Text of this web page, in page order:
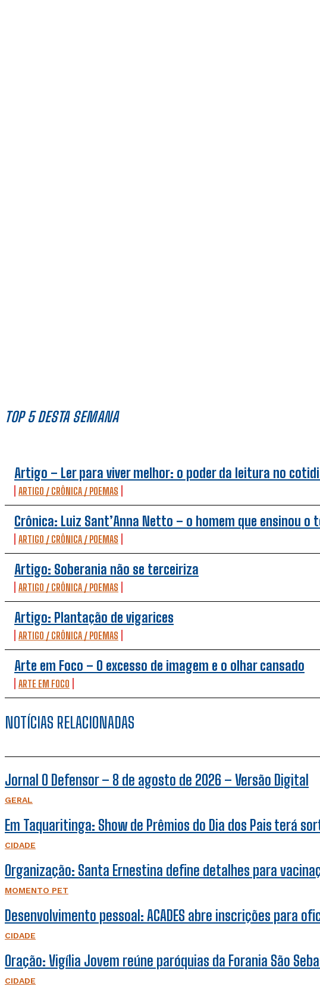
TOP 5 DESTA SEMANA
Artigo – Ler para viver melhor: o poder da leitura no
ARTIGO / CRÔNICA / POEMAS
Crônica: Luiz Sant’Anna Netto – o homem que ensinou o
ARTIGO / CRÔNICA / POEMAS
Artigo: Soberania não se terceiriza
ARTIGO / CRÔNICA / POEMAS
Artigo: Plantação de vigarices
ARTIGO / CRÔNICA / POEMAS
Arte em Foco – O excesso de imagem e o olhar cansado
ARTE EM FOCO
NOTÍCIAS RELACIONADAS
Jornal O Defensor – 8 de agosto de 2026 – Versão Digital
GERAL
Em Taquaritinga: Show de Prêmios do Dia dos Pais terá
CIDADE
Organização: Santa Ernestina define detalhes para
MOMENTO PET
Desenvolvimento pessoal: ACADES abre inscrições para
CIDADE
Oração: Vigília Jovem reúne paróquias da Forania São
CIDADE